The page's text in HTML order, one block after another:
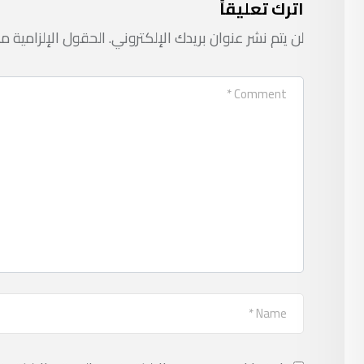
اترك تعليقاً
لن يتم نشر عنوان بريدك الإلكتروني.الحقول الإلزامية